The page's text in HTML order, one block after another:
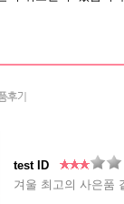
test ID
겨울 최고의 사은품